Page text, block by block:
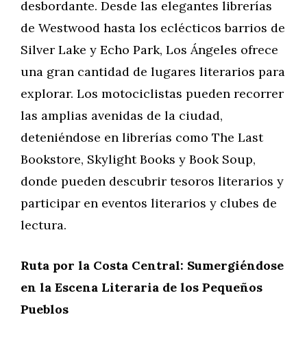
desbordante. Desde las elegantes librerías
de Westwood hasta los eclécticos barrios de
Silver Lake y Echo Park, Los Ángeles ofrece
una gran cantidad de lugares literarios para
explorar. Los motociclistas pueden recorrer
las amplias avenidas de la ciudad,
deteniéndose en librerías como The Last
Bookstore, Skylight Books y Book Soup,
donde pueden descubrir tesoros literarios y
participar en eventos literarios y clubes de
lectura.
Ruta por la Costa Central: Sumergiéndose
en la Escena Literaria de los Pequeños
Pueblos